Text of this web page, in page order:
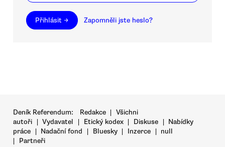
Přihlásit → Zapomněli jste heslo?
Deník Referendum: Redakce | Všichni
autoři | Vydavatel | Etický kodex | Diskuse | Nabídky
práce | Nadační fond | Bluesky | Inzerce | null
|
Partneři